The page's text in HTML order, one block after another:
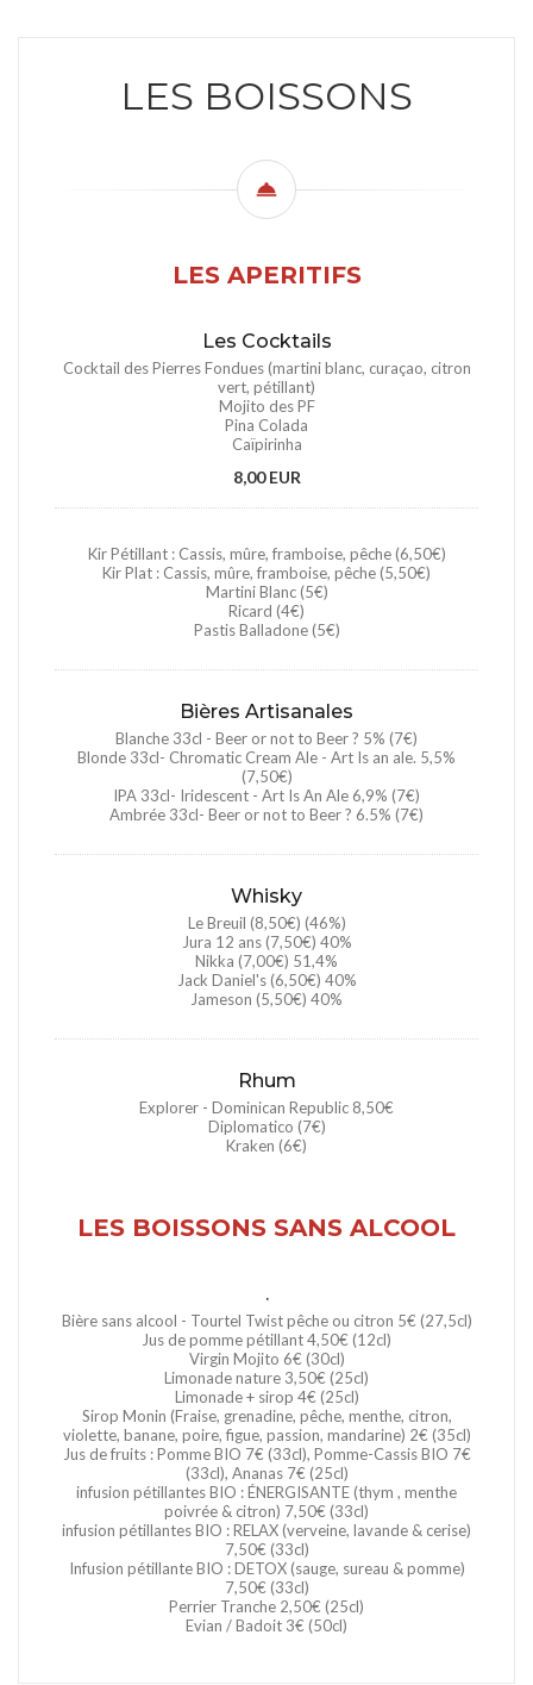
LES BOISSONS
LES APERITIFS
Les Cocktails
Cocktail des Pierres Fondues (martini blanc, curaçao, citron
vert, pétillant)
Mojito des PF
Pina Colada
Caïpirinha
8,00 EUR
Kir Pétillant : Cassis, mûre, framboise, pêche (6,50€)
Kir Plat : Cassis, mûre, framboise, pêche (5,50€)
Martini Blanc (5€)
Ricard (4€)
Pastis Balladone (5€)
Bières Artisanales
Blanche 33cl - Beer or not to Beer ? 5% (7€)
Blonde 33cl- Chromatic Cream Ale - Art Is an ale. 5,5%
(7,50€)
IPA 33cl- Iridescent - Art Is An Ale 6,9% (7€)
Ambrée 33cl- Beer or not to Beer ? 6.5% (7€)
Whisky
Le Breuil (8,50€) (46%)
Jura 12 ans (7,50€) 40%
Nikka (7,00€) 51,4%
Jack Daniel's (6,50€) 40%
Jameson (5,50€) 40%
Rhum
Explorer - Dominican Republic 8,50€
Diplomatico (7€)
Kraken (6€)
LES BOISSONS SANS ALCOOL
.
Bière sans alcool - Tourtel Twist pêche ou citron 5€ (27,5cl)
Jus de pomme pétillant 4,50€ (12cl)
Virgin Mojito 6€ (30cl)
Limonade nature 3,50€ (25cl)
Limonade + sirop 4€ (25cl)
Sirop Monin (Fraise, grenadine, pêche, menthe, citron,
violette, banane, poire, figue, passion, mandarine) 2€ (35cl)
Jus de fruits : Pomme BIO 7€ (33cl), Pomme-Cassis BIO 7€
(33cl), Ananas 7€ (25cl)
infusion pétillantes BIO : ÉNERGISANTE (thym , menthe
poivrée & citron) 7,50€ (33cl)
infusion pétillantes BIO : RELAX (verveine, lavande & cerise)
7,50€ (33cl)
Infusion pétillante BIO : DETOX (sauge, sureau & pomme)
7,50€ (33cl)
Perrier Tranche 2,50€ (25cl)
Evian / Badoit 3€ (50cl)